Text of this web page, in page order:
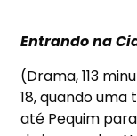
Entrando na
(Drama, 113
18, quando
até Pequim